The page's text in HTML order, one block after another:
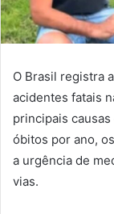
O Brasil registra
acidentes fatais
principais
óbitos por ano,
a urgência de
vias.